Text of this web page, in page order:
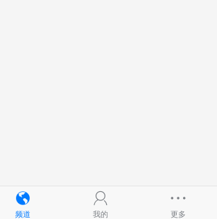
频道 我的 更多